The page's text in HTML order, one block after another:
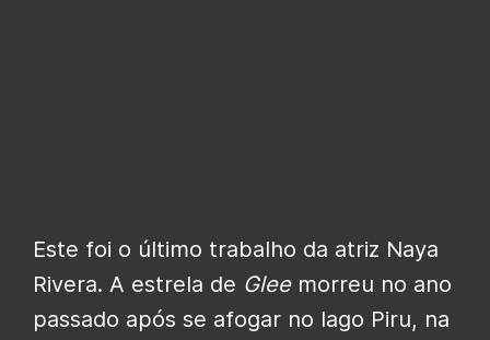
Este foi o último trabalho da atriz Naya
Rivera. A estrela de Gleemorreu no ano
passado após se afogar no lago Piru, na